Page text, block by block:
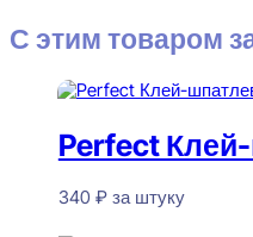
С этим товаром
Perfect
340 ₽ за штуку